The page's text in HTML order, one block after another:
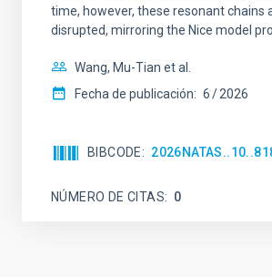
time, however, these resonant chains
disrupted, mirroring the Nice model
Wang, Mu-Tian et al.
Fecha de publicación: 6 2026
BIBCODE
NÚMERO DE CITAS 0